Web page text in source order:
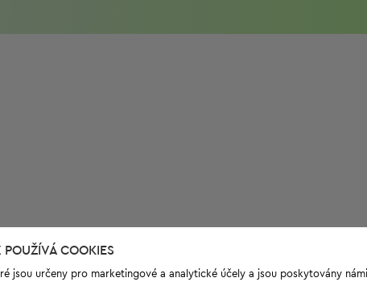
POUŽÍVÁ COOKIES
jsou určeny pro marketingové a analytické účely a jsou poskytovány